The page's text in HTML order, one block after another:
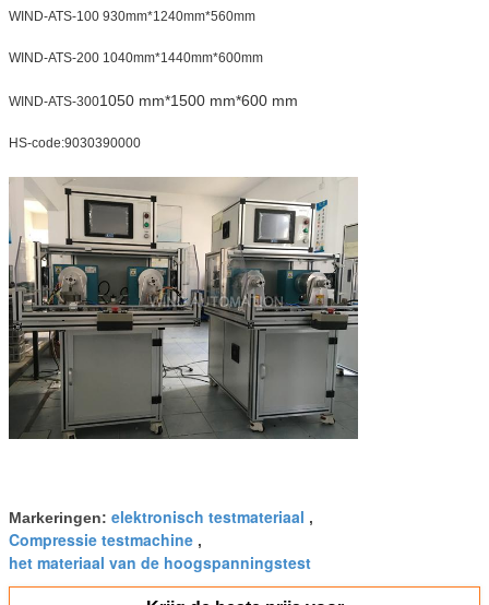
WIND-ATS-100 930mm*1240mm*560mm
WIND-ATS-200 1040mm*1440mm*600mm
WIND-ATS-3001050 mm*1500 mm*600 mm
HS-code:9030390000
Markeringen: elektronisch testmateriaal ,
Compressie testmachine ,
het materiaal van de hoogspanningstest